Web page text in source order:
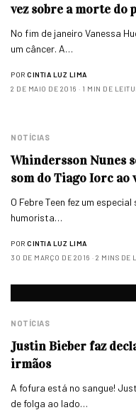
vez sobre a morte do
No fim de janeiro Vanessa
um câncer. A…
POR CINTIA LUZ LIMA
2 DE MAIO DE 2016
1 MIN DE
NOTÍCIAS
Whindersson Nunes
som do Tiago Iorc ao
O Febre Teen fez um
humorista…
POR CINTIA LUZ LIMA
30 DE MARÇO DE 2016
2 MINS DE
NOTÍCIAS
Justin Bieber faz
irmãos
A fofura está no sangue!
de folga ao lado…